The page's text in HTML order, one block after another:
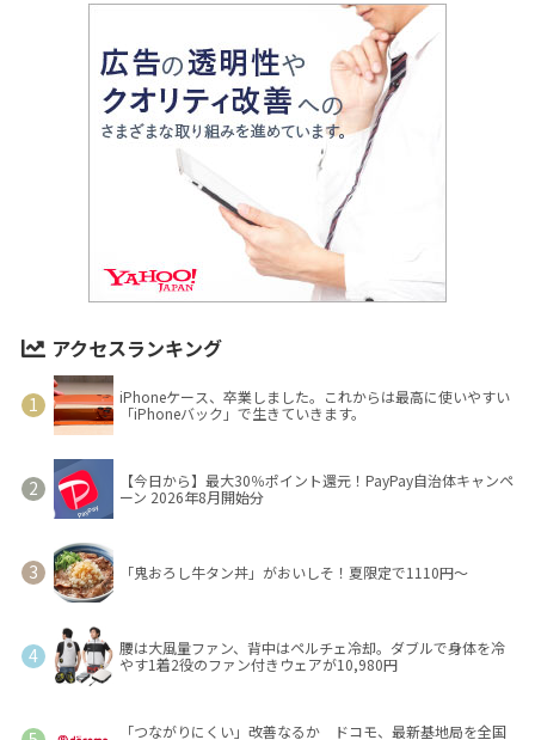
アクセスランキング
iPhoneケース、卒業しました。これからは最高に使いやすい
「iPhoneバック」で生きていきます。
【今日から】最大30％ポイント還元！PayPay自治体キャンペ
ーン 2026年8月開始分
「鬼おろし牛タン丼」がおいしそ！夏限定で1110円～
腰は大風量ファン、背中はペルチェ冷却。ダブルで身体を冷
やす1着2役のファン付きウェアが10,980円
「つながりにくい」改善なるか ドコモ、最新基地局を全国